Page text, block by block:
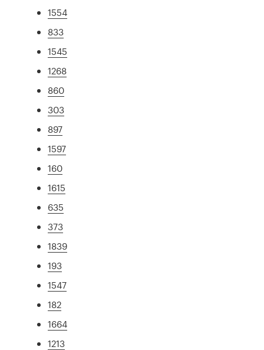
1554
833
1545
1268
860
303
897
1597
160
1615
635
373
1839
193
1547
182
1664
1213